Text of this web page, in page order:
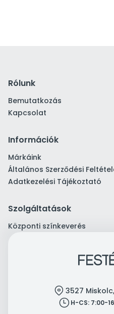
Rólunk
Bemutatkozás
Kapcsolat
Információk
Márkáink
Általános Szerződési
Adatkezelési Tájékoztató
Szolgáltatások
Központi színkeverés
location 3527
clock H-CS: 7:00-